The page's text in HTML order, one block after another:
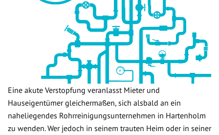
Eine akute Verstopfung veranlasst Mieter und
Hauseigentümer gleichermaßen, sich alsbald an ein
naheliegendes Rohrreinigungsunternehmen in Hartenholm
zu wenden. Wer jedoch in seinem trauten Heim oder in seiner